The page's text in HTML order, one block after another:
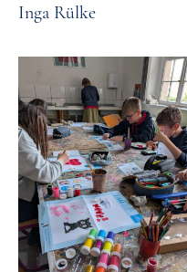
Inga Rülke